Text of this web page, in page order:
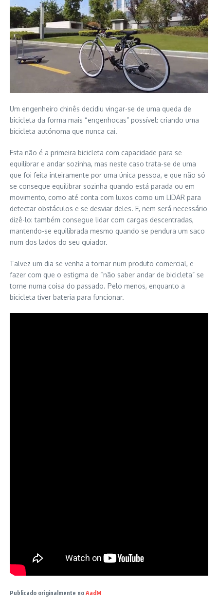
Um engenheiro chinês decidiu vingar-se de uma queda de
bicicleta da forma mais “engenhocas” possível: criando uma
bicicleta autónoma que nunca cai.
Esta não é a primeira bicicleta com capacidade para se
equilibrar e andar sozinha, mas neste caso trata-se de uma
que foi feita inteiramente por uma única pessoa, e que não só
se consegue equilibrar sozinha quando está parada ou em
movimento, como até conta com luxos como um LIDAR para
detectar obstáculos e se desviar deles. E, nem será necessário
dizê-lo: também consegue lidar com cargas descentradas,
mantendo-se equilibrada mesmo quando se pendura um saco
num dos lados do seu guiador.
Talvez um dia se venha a tornar num produto comercial, e
fazer com que o estigma de “não saber andar de bicicleta” se
torne numa coisa do passado. Pelo menos, enquanto a
bicicleta tiver bateria para funcionar.
Publicado originalmente no AadM